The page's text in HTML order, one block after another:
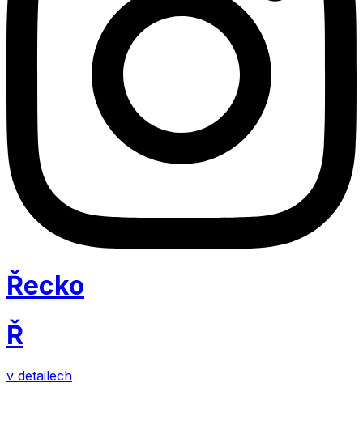
Řecko
Ř
v detailech